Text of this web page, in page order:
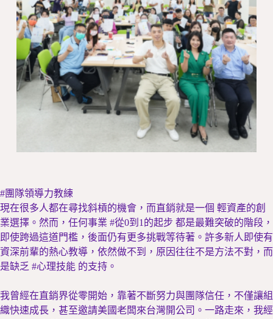
#團隊領導力教練
現在很多人都在尋找斜槓的機會，而直銷就是一個 輕資產的創
業選擇。然而，任何事業 #從0到1的起步 都是最難突破的階段，
即使跨過這道門檻，後面仍有更多挑戰等待著。許多新人即使有
資深前輩的熱心教導，依然做不到，原因往往不是方法不對，而
是缺乏 #心理技能 的支持。
我曾經在直銷界從零開始，靠著不斷努力與團隊信任，不僅讓組
織快速成長，甚至邀請美國老闆來台灣開公司。一路走來，我經